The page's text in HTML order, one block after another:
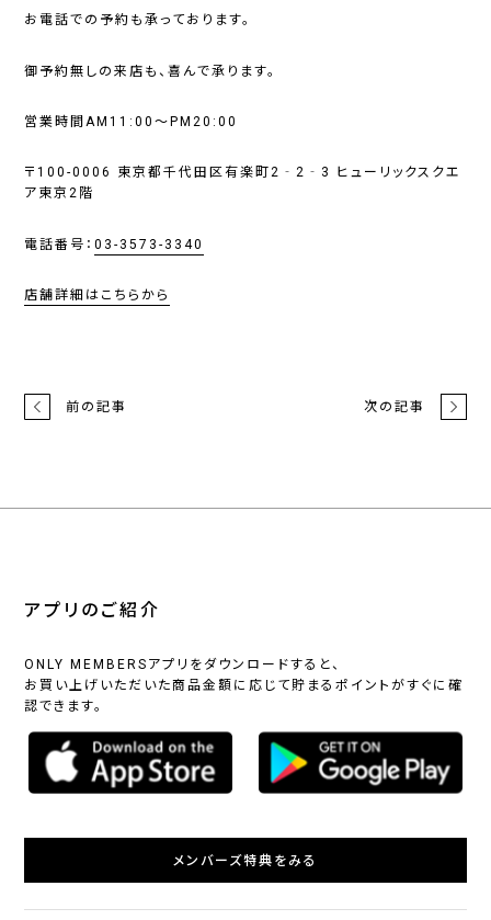
お電話での予約も承っております。
御予約無しの来店も、喜んで承ります。
営業時間AM11:00～PM20:00
〒100-0006 東京都千代田区有楽町2‐2‐3 ヒューリックスクエ
ア東京2階
電話番号：03-3573-3340
店舗詳細はこちらから
前の記事 次の記事
アプリのご紹介
ONLY MEMBERSアプリをダウンロードすると、
お買い上げいただいた商品金額に応じて貯まるポイントがすぐに確
認できます。
メンバーズ特典をみる